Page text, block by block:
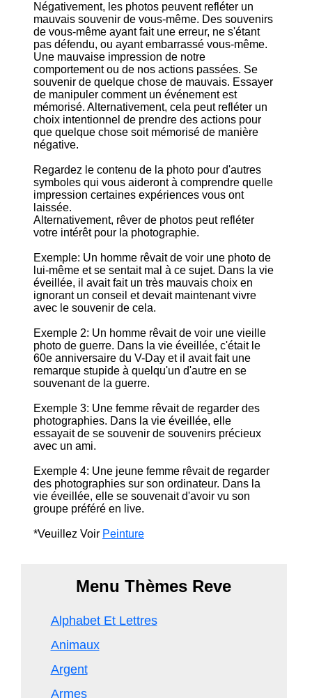
Négativement, les photos peuvent refléter un
mauvais souvenir de vous-même. Des souvenirs
de vous-même ayant fait une erreur, ne s'étant
pas défendu, ou ayant embarrassé vous-même.
Une mauvaise impression de notre
comportement ou de nos actions passées. Se
souvenir de quelque chose de mauvais. Essayer
de manipuler comment un événement est
mémorisé. Alternativement, cela peut refléter un
choix intentionnel de prendre des actions pour
que quelque chose soit mémorisé de manière
négative.
Regardez le contenu de la photo pour d'autres
symboles qui vous aideront à comprendre quelle
impression certaines expériences vous ont
laissée.
Alternativement, rêver de photos peut refléter
votre intérêt pour la photographie.
Exemple: Un homme rêvait de voir une photo de
lui-même et se sentait mal à ce sujet. Dans la vie
éveillée, il avait fait un très mauvais choix en
ignorant un conseil et devait maintenant vivre
avec le souvenir de cela.
Exemple 2: Un homme rêvait de voir une vieille
photo de guerre. Dans la vie éveillée, c'était le
60e anniversaire du V-Day et il avait fait une
remarque stupide à quelqu'un d'autre en se
souvenant de la guerre.
Exemple 3: Une femme rêvait de regarder des
photographies. Dans la vie éveillée, elle
essayait de se souvenir de souvenirs précieux
avec un ami.
Exemple 4: Une jeune femme rêvait de regarder
des photographies sur son ordinateur. Dans la
vie éveillée, elle se souvenait d'avoir vu son
groupe préféré en live.
*Veuillez Voir Peinture
Menu Thèmes Reve
Alphabet Et Lettres
Animaux
Argent
Armes